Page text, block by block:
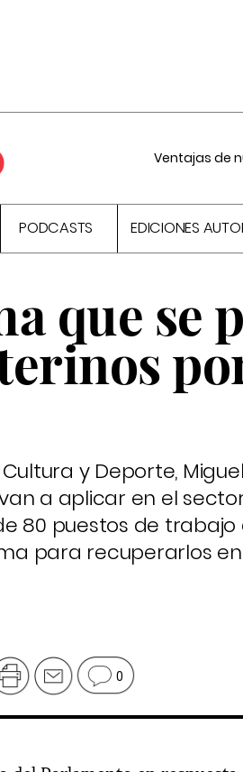
Ventajas de
PODCASTS EDICIONES
que se
y Deporte,
a aplicar en el
80 puestos de
para recuperarlos en
0